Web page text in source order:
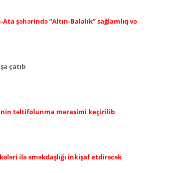
şəhərində “Altın-Balalık” sağlamlıq və
çatıb
təltifolunma mərasimi keçirilib
ilə əməkdaşlığı inkişaf etdirəcək